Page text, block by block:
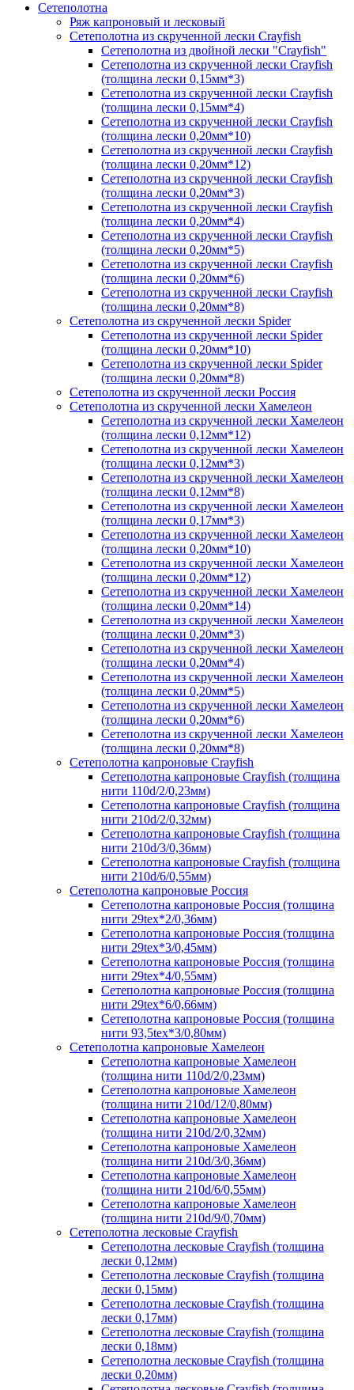
Сетеполотна
Ряж капроновый и лесковый
Сетеполотна из скрученной лески Crayfish
Сетеполотна из двойной лески "Crayfish"
Сетеполотна из скрученной лески Crayfish
(толщина лески 0,15мм*3)
Сетеполотна из скрученной лески Crayfish
(толщина лески 0,15мм*4)
Сетеполотна из скрученной лески Crayfish
(толщина лески 0,20мм*10)
Сетеполотна из скрученной лески Crayfish
(толщина лески 0,20мм*12)
Сетеполотна из скрученной лески Crayfish
(толщина лески 0,20мм*3)
Сетеполотна из скрученной лески Crayfish
(толщина лески 0,20мм*4)
Сетеполотна из скрученной лески Crayfish
(толщина лески 0,20мм*5)
Сетеполотна из скрученной лески Crayfish
(толщина лески 0,20мм*6)
Сетеполотна из скрученной лески Crayfish
(толщина лески 0,20мм*8)
Сетеполотна из скрученной лески Spider
Сетеполотна из скрученной лески Spider
(толщина лески 0,20мм*10)
Сетеполотна из скрученной лески Spider
(толщина лески 0,20мм*8)
Сетеполотна из скрученной лески Россия
Сетеполотна из скрученной лески Хамелеон
Сетеполотна из скрученной лески Хамелеон
(толщина лески 0,12мм*12)
Сетеполотна из скрученной лески Хамелеон
(толщина лески 0,12мм*3)
Сетеполотна из скрученной лески Хамелеон
(толщина лески 0,12мм*8)
Сетеполотна из скрученной лески Хамелеон
(толщина лески 0,17мм*3)
Сетеполотна из скрученной лески Хамелеон
(толщина лески 0,20мм*10)
Сетеполотна из скрученной лески Хамелеон
(толщина лески 0,20мм*12)
Сетеполотна из скрученной лески Хамелеон
(толщина лески 0,20мм*14)
Сетеполотна из скрученной лески Хамелеон
(толщина лески 0,20мм*3)
Сетеполотна из скрученной лески Хамелеон
(толщина лески 0,20мм*4)
Сетеполотна из скрученной лески Хамелеон
(толщина лески 0,20мм*5)
Сетеполотна из скрученной лески Хамелеон
(толщина лески 0,20мм*6)
Сетеполотна из скрученной лески Хамелеон
(толщина лески 0,20мм*8)
Сетеполотна капроновые Crayfish
Сетеполотна капроновые Crayfish (толщина
нити 110d/2/0,23мм)
Сетеполотна капроновые Crayfish (толщина
нити 210d/2/0,32мм)
Сетеполотна капроновые Crayfish (толщина
нити 210d/3/0,36мм)
Сетеполотна капроновые Crayfish (толщина
нити 210d/6/0,55мм)
Сетеполотна капроновые Россия
Сетеполотна капроновые Россия (толщина
нити 29tex*2/0,36мм)
Сетеполотна капроновые Россия (толщина
нити 29tex*3/0,45мм)
Сетеполотна капроновые Россия (толщина
нити 29tex*4/0,55мм)
Сетеполотна капроновые Россия (толщина
нити 29tex*6/0,66мм)
Сетеполотна капроновые Россия (толщина
нити 93,5tex*3/0,80мм)
Сетеполотна капроновые Хамелеон
Сетеполотна капроновые Хамелеон
(толщина нити 110d/2/0,23мм)
Сетеполотна капроновые Хамелеон
(толщина нити 210d/12/0,80мм)
Сетеполотна капроновые Хамелеон
(толщина нити 210d/2/0,32мм)
Сетеполотна капроновые Хамелеон
(толщина нити 210d/3/0,36мм)
Сетеполотна капроновые Хамелеон
(толщина нити 210d/6/0,55мм)
Сетеполотна капроновые Хамелеон
(толщина нити 210d/9/0,70мм)
Сетеполотна лесковые Crayfish
Сетеполотна лесковые Crayfish (толщина
лески 0,12мм)
Сетеполотна лесковые Crayfish (толщина
лески 0,15мм)
Сетеполотна лесковые Crayfish (толщина
лески 0,17мм)
Сетеполотна лесковые Crayfish (толщина
лески 0,18мм)
Сетеполотна лесковые Crayfish (толщина
лески 0,20мм)